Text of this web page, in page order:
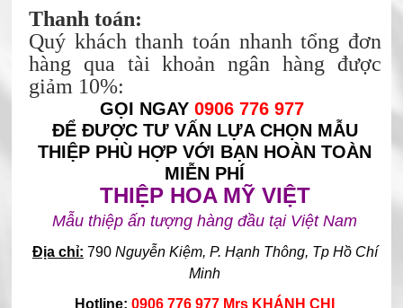
Thanh toán:
Quý khách thanh toán nhanh tổng đơn
hàng qua tài khoản ngân hàng được
giảm 10%:
GỌI NGAY0906 776 977
ĐỂ ĐƯỢC TƯ VẤN LỰA CHỌN MẪU
THIỆP PHÙ HỢP VỚI BẠN HOÀN TOÀN
MIỄN PHÍ
THIỆP HOA MỸ VIỆT
Mẫu thiệp ấn tượng hàng đầu tại Việt Nam
Địa chỉ: 790Nguyễn Kiệm, P. Hạnh Thông, Tp Hồ Chí
Minh
Hotline: 0906 776 977 Mrs KHÁNH CHI